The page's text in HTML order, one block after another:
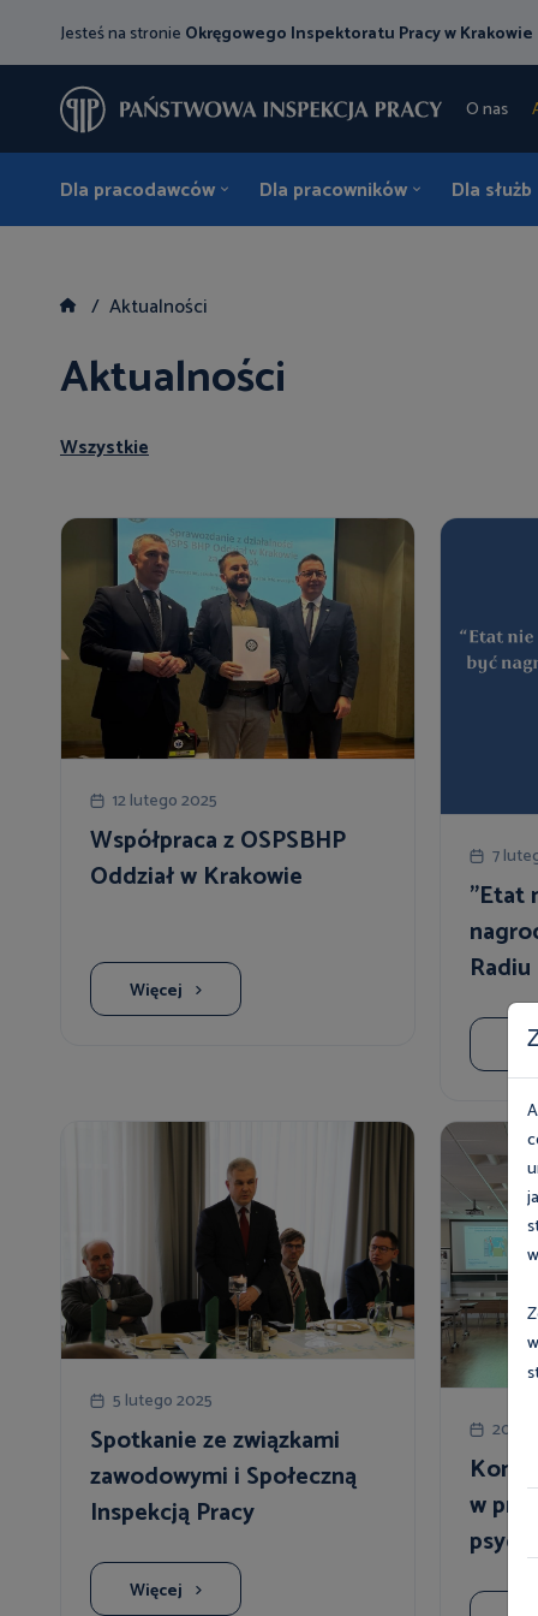
Jesteś na stronie Okręgowego Inspektoratu Pracy w Krakowie
O nas
Dla pracodawców Dla pracowników Dla
Aktualności
Aktualności
Wszystkie
12 lutego 2025
Współpraca z OSPSBHP
Oddział w Krakowie
Więcej
7
"Etat
5 lutego 2025
Spotkanie ze związkami
zawodowymi i Społeczną
Inspekcją Pracy
Więcej
20
w